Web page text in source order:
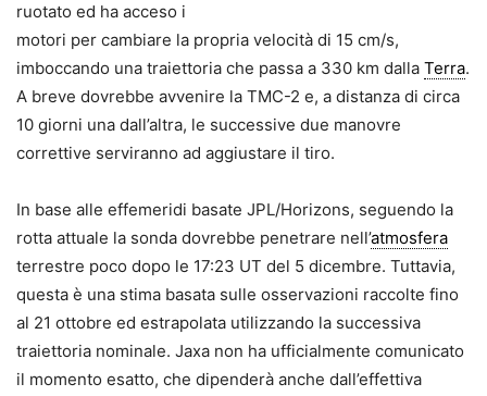
ruotato ed ha acceso i
motori per cambiare la propria velocità di 15 cm/s,
imboccando una traiettoria che passa a 330 km dalla Terra.
A breve dovrebbe avvenire la TMC-2 e, a distanza di circa
10 giorni una dall’altra, le successive due manovre
correttive serviranno ad aggiustare il tiro.
In base alle effemeridi basate JPL/Horizons, seguendo la
rotta attuale la sonda dovrebbe penetrare nell’atmosfera
terrestre poco dopo le 17:23 UT del 5 dicembre. Tuttavia,
questa è una stima basata sulle osservazioni raccolte fino
al 21 ottobre ed estrapolata utilizzando la successiva
traiettoria nominale. Jaxa non ha ufficialmente comunicato
il momento esatto, che dipenderà anche dall’effettiva